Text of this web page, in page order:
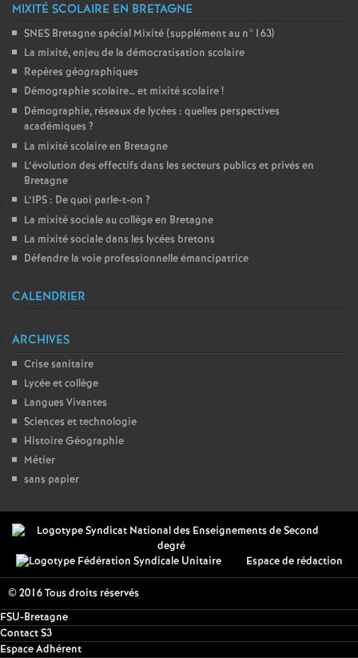
MIXITÉ SCOLAIRE EN BRETAGNE
SNES Bretagne spécial Mixité (supplément au n°163)
La mixité, enjeu de la démocratisation scolaire
Repères géographiques
Démographie scolaire… et mixité scolaire!
Démographie, réseaux de lycées : quelles perspectives
académiques ?
La mixité scolaire en Bretagne
L’évolution des effectifs dans les secteurs publics et privés en
Bretagne
L’IPS : De quoi parle-t-on ?
La mixité sociale au collège en Bretagne
La mixité sociale dans les lycées bretons
Défendre la voie professionnelle émancipatrice
CALENDRIER
ARCHIVES
Crise sanitaire
Lycée et collège
Langues Vivantes
Sciences et technologie
Histoire Géographie
Métier
sans papier
Espace de rédaction
© 2016 Tous droits réservés
FSU-Bretagne
Contact S3
Espace Adhérent